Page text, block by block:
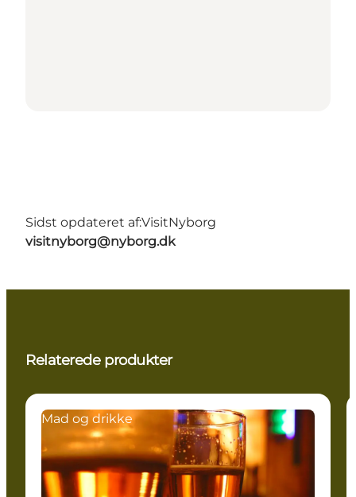
Sidst opdateret af:VisitNyborg
visitnyborg@nyborg.dk
Relaterede produkter
Mad og drikke